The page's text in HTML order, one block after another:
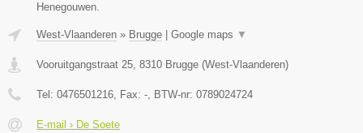
Henegouwen.
West-Vlaanderen » Brugge Google maps ▼
Vooruitgangstraat 25, 8310 Brugge (West-Vlaanderen)
Tel: 0476501216, Fax: -, BTW-nr: 0789024724
E-mail › De Soete